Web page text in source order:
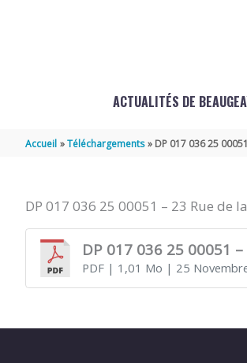
ACTUALITÉS DE
Accueil Téléchargements DP 017 036 25
DP 017 036 25 00051 – 23 Rue de
DP 017 036 25 00051
PDF| 1,01 Mo | 25